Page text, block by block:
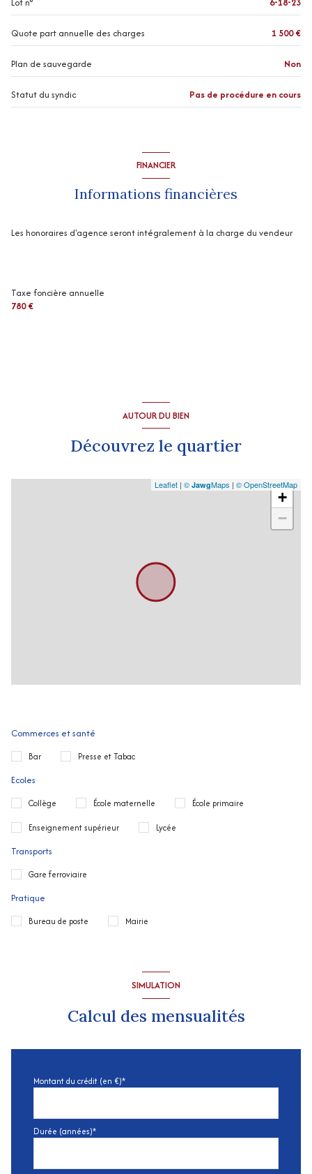
cave
balcon
Quote part annuelle des charges 1 500 €
Plan de sauvegarde Non
Statut du syndic Pas de procédure en cours
FINANCIER
Informations financières
Les honoraires d'agence seront intégralement à la charge du vendeur
Taxe foncière annuelle
780 €
AUTOUR DU BIEN
Découvrez le quartier
+
−
Leaflet | © JawgMaps | © OpenStreetMap
Commerces et santé
Bar Presse et Tabac
Ecoles
Collège École maternelle École primaire
Enseignement supérieur Lycée
Transports
Gare ferroviaire
Pratique
Bureau de poste Mairie
SIMULATION
Calcul des mensualités
Montant du crédit (en €)*
Durée (années)*